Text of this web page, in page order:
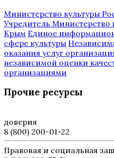
Министерство культуры
Учредитель Министерство
Крым Единое
сфере культуры
оказания услуг
независимой оценки
организациями
Прочие ресурсы
доверия
8 (800) 200-01-22
Правовая и социальная